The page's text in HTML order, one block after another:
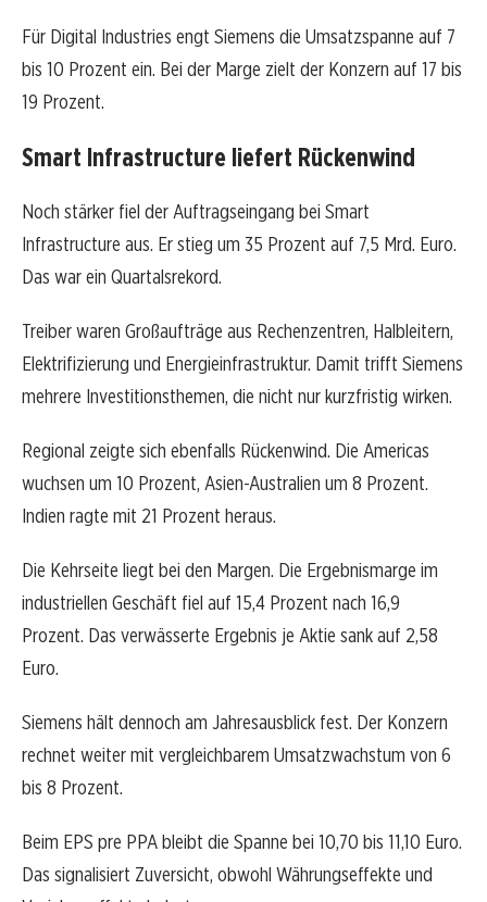
Für Digital Industries engt Siemens die Umsatzspanne auf 7
bis 10 Prozent ein. Bei der Marge zielt der Konzern auf 17 bis
19 Prozent.
Smart Infrastructure liefert Rückenwind
Noch stärker fiel der Auftragseingang bei Smart
Infrastructure aus. Er stieg um 35 Prozent auf 7,5 Mrd. Euro.
Das war ein Quartalsrekord.
Treiber waren Großaufträge aus Rechenzentren, Halbleitern,
Elektrifizierung und Energieinfrastruktur. Damit trifft Siemens
mehrere Investitionsthemen, die nicht nur kurzfristig wirken.
Regional zeigte sich ebenfalls Rückenwind. Die Americas
wuchsen um 10 Prozent, Asien-Australien um 8 Prozent.
Indien ragte mit 21 Prozent heraus.
Die Kehrseite liegt bei den Margen. Die Ergebnismarge im
industriellen Geschäft fiel auf 15,4 Prozent nach 16,9
Prozent. Das verwässerte Ergebnis je Aktie sank auf 2,58
Euro.
Siemens hält dennoch am Jahresausblick fest. Der Konzern
rechnet weiter mit vergleichbarem Umsatzwachstum von 6
bis 8 Prozent.
Beim EPS pre PPA bleibt die Spanne bei 10,70 bis 11,10 Euro.
Das signalisiert Zuversicht, obwohl Währungseffekte und